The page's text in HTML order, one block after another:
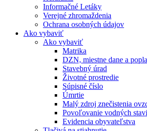
Informačné Letáky
Verejné zhromaždenia
Ochrana osobných údajov
Ako vybaviť
Ako vybaviť
Matrika
DZN, miestne dane a
Stavebný úrad
Životné prostredie
Súpisné číslo
Úmrtie
Malý zdroj znečistenia
Povoľovanie vodných
Evidencia obyvateľstva